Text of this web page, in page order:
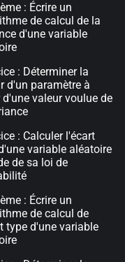
: Écrire un
de calcul de la
d'une variable
: Déterminer la
d'un paramètre à
d'une valeur voulue de
: Calculer l'écart
variable aléatoire
de sa loi de
: Écrire un
de calcul de
type d'une variable